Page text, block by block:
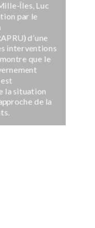
Îles, Luc
par le
d’une
interventions
que le
la situation
de la